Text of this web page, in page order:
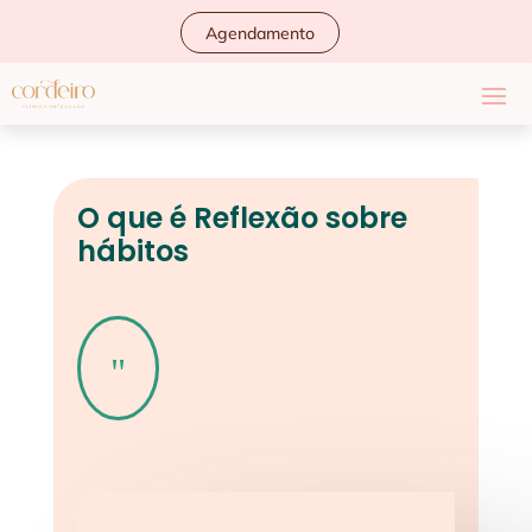
Agendamento
O que é Reflexão sobre
hábitos
"